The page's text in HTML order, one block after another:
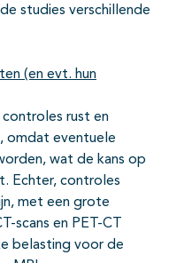
studies verschillende
(en evt. hun
rust en
omdat eventuele
wat de kans op
Echter, controles
met een grote
scans en PET-CT
belasting voor de